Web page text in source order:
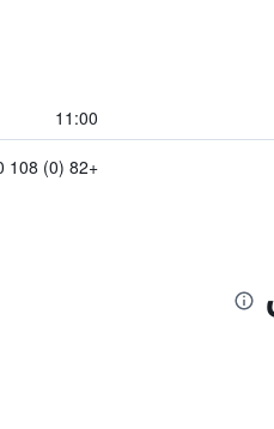
11:00
+82 (0) 108 490 6626